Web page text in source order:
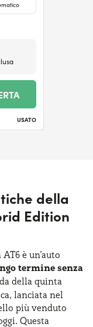
USATO
della
Edition
è un’auto
termine senza
della quinta
lanciata nel
più venduto
Questa